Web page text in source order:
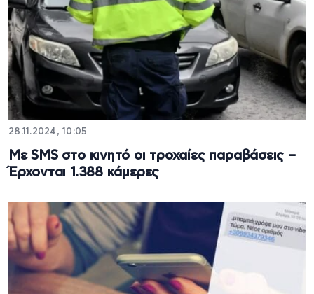
28.11.2024, 10:05
Mε SMS στο κινητό οι τροχαίες παραβάσεις –
Έρχονται 1.388 κάμερες